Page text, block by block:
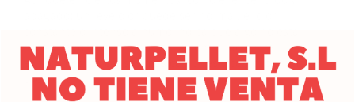
funcionando correctamente. A continuación, te
explicamos las causas más comunes y cómo identificar
cada una.